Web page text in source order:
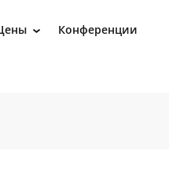
› Конференции